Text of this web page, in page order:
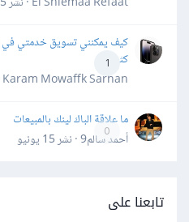
1
كيف يمكنني تسويق خدمتي في
كثيرة
Karam Mowaffk Sarhan · نشر
0
ما علاقة الباك لينك بالمبيعات
أحمد سالم9 · نشر
15 يونيو
تابعنا على